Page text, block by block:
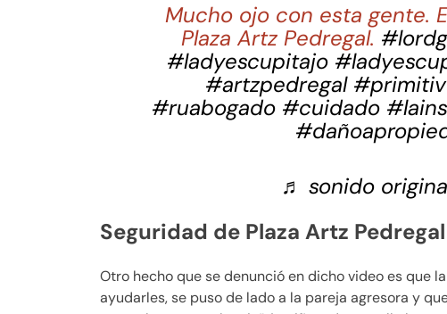
Mucho ojo con esta gente.
Plaza Artz Pedregal.
#ladyescupitajo
#artzpedregal
#ruabogado #cuidado
♬ sonido
Seguridad de Plaza Artz
Otro hecho que se denunció en dicho video es que
ayudarles, se puso de lado a la pareja agresora y